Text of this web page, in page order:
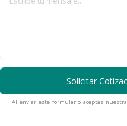
Al enviar este formulario aceptas
Solicitar